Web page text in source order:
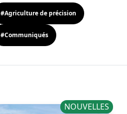
#Agriculture de précision
#Communiqués
NOUVELLES